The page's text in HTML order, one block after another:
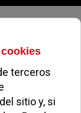
de
6º de